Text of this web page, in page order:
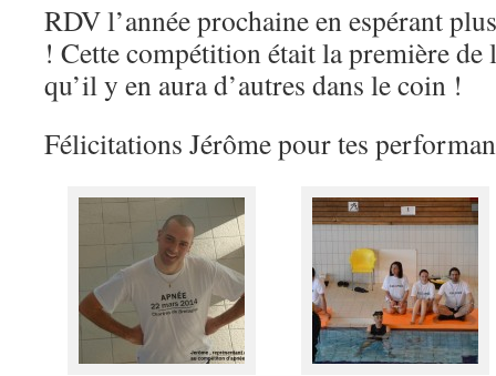
RDV l’année prochaine en espérant
! Cette compétition était la première de
qu’il y en aura d’autres dans le coin !
Félicitations Jérôme pour tes